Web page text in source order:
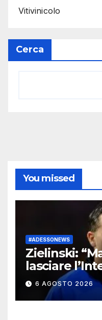
Vitivinicolo
Cerca
You missed
#ADESSONEWS
Zielinski:
lasciare
ho avuto
sogno la
6 AGOSTO 2026